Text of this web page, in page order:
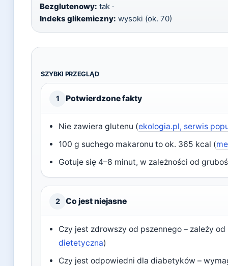
Bezglutenowy: tak ·
Indeks glikemiczny: wysoki (ok. 70)
SZYBKI PRZEGLĄD
1 Potwierdzone fakty
Nie zawiera glutenu (ekologia.pl, serwis
100 g suchego makaronu to ok. 365 kcal (
Gotuje się 4–8 minut, w zależności od
2 Co jest niejasne
Czy jest zdrowszy od pszennego – zależy
dietetyczna)
Czy jest odpowiedni dla diabetyków –